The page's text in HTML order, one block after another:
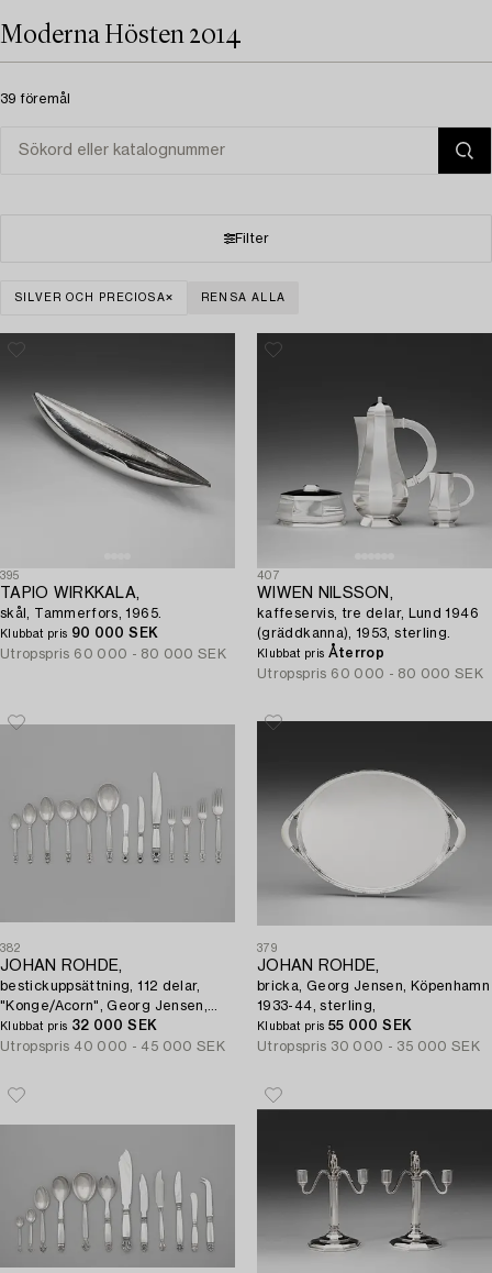
Moderna Hösten 2014
39 föremål
Filter
SILVER OCH PRECIOSA RENSA ALLA
395
TAPIO WIRKKALA,
skål, Tammerfors, 1965.
Klubbat pris 90 000 SEK
Utropspris 60 000 - 80 000 SEK
407
WIWEN NILSSON,
kaffeservis, tre delar, Lund 1946
(gräddkanna), 1953, sterling.
Klubbat pris Återrop
Utropspris 60 000 - 80 000 SEK
382
JOHAN ROHDE,
bestickuppsättning, 112 delar,
"Konge/Acorn", Georg Jensen,
Köpenhamn, ca 1915-77.
Klubbat pris 32 000 SEK
Utropspris 40 000 - 45 000 SEK
379
JOHAN ROHDE,
bricka, Georg Jensen, Köpenhamn
1933-44, sterling,
Klubbat pris 55 000 SEK
Utropspris 30 000 - 35 000 SEK